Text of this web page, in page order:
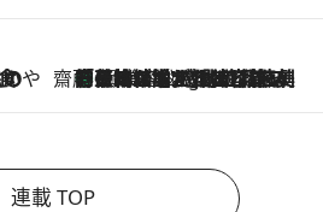
齋藤 薫 美容脳ルネサンス
9 Hours Ago
「荷物が増えるほど旅ストレスは増す」美容ジャーナリストがたどり着いた最終結論。“化粧品を劇的に減らす”感動の凝縮美容とは
連載 TOP